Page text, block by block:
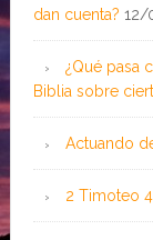
dan cuenta? 12/
¿Qué pasa
Biblia sobre
Actuando
2 Timoteo